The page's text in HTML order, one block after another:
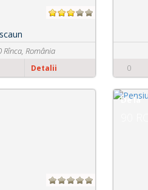
Castania
Polovragi, România
2202